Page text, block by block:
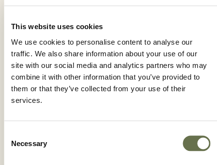
This website uses cookies
We use cookies to personalise content to analyse our
traffic. We also share information about your use of our
site with our social media and analytics partners who may
combine it with other information that you’ve provided to
them or that they’ve collected from your use of their
services.
Selection
Necessary
RETURN 24 SL